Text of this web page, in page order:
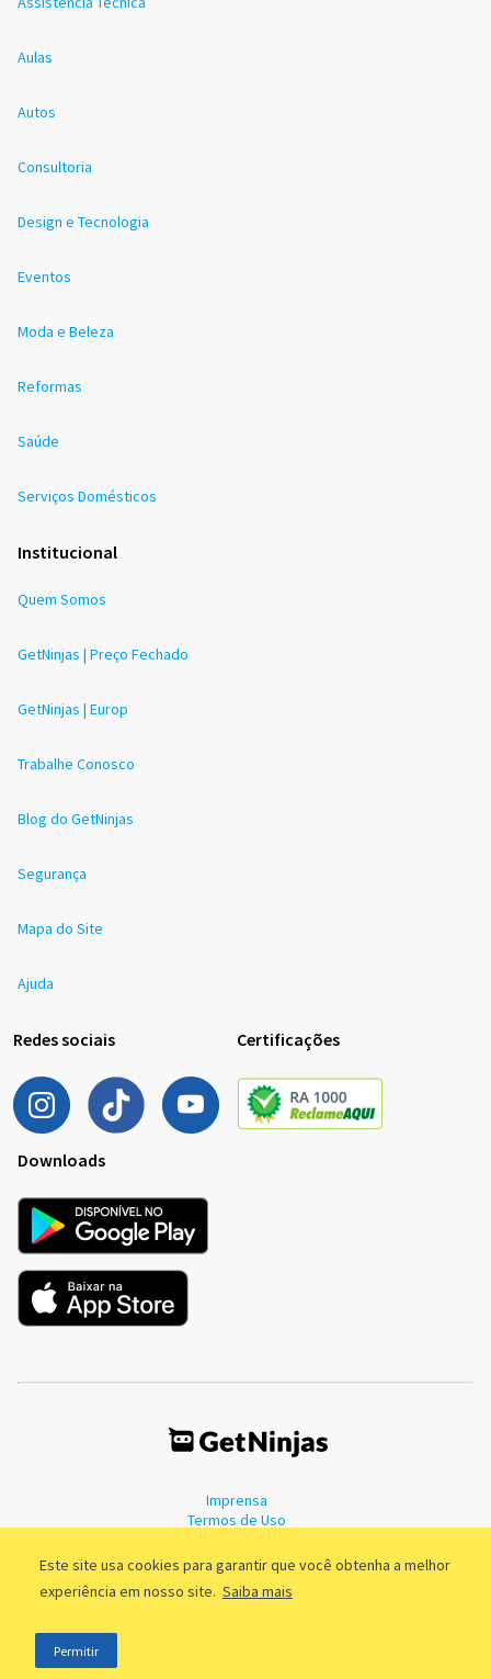
Este site usa cookies para garantir que você obtenha a melhor
experiência em nosso site. Saiba mais
Permitir
Aulas
Autos
Consultoria
Design e Tecnologia
Eventos
Moda e Beleza
Reformas
Saúde
Serviços Domésticos
Institucional
Quem Somos
GetNinjas | Preço Fechado
GetNinjas | Europ
Trabalhe Conosco
Blog do GetNinjas
Segurança
Mapa do Site
Ajuda
Redes sociais Certificações
Downloads
Imprensa
Termos de Uso
©2011 - 2026, GetNinjas LTDA. CNPJ 55.744.877/0001-89 - Rua Dr.
Fernandes Coelho, 85 - 3º andar - São Paulo/SP - Brasil